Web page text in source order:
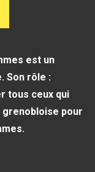
est un
Son rôle :
tous ceux qui
pour